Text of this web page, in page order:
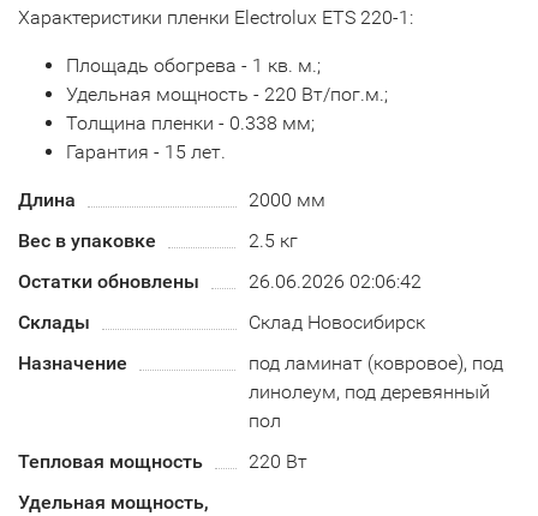
Характеристики пленки Electrolux ETS 220-1:
Площадь обогрева - 1 кв. м.;
Удельная мощность - 220 Вт/пог.м.;
Толщина пленки - 0.338 мм;
Гарантия - 15 лет.
Длина
2000 мм
Вес в упаковке
2.5 кг
Остатки обновлены
26.06.2026 02:06:42
Склады
Склад Новосибирск
Назначение
под ламинат (ковровое), под
линолеум, под деревянный
пол
Тепловая мощность
220 Вт
Удельная мощность,